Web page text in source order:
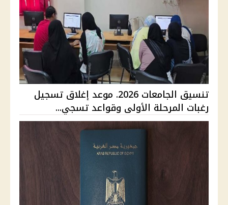
تنسيق الجامعات 2026. موعد إغلاق تسجيل
رغبات المرحلة الأولى وقواعد تسجي...